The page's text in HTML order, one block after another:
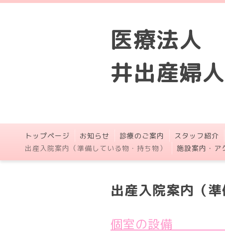
医療法人
井出産婦
トップページ お知らせ 診療のご案内 スタッフ紹介
出産入院案内（準備している物・持ち物）
施設案内・ア
出産入院案内（
個室の